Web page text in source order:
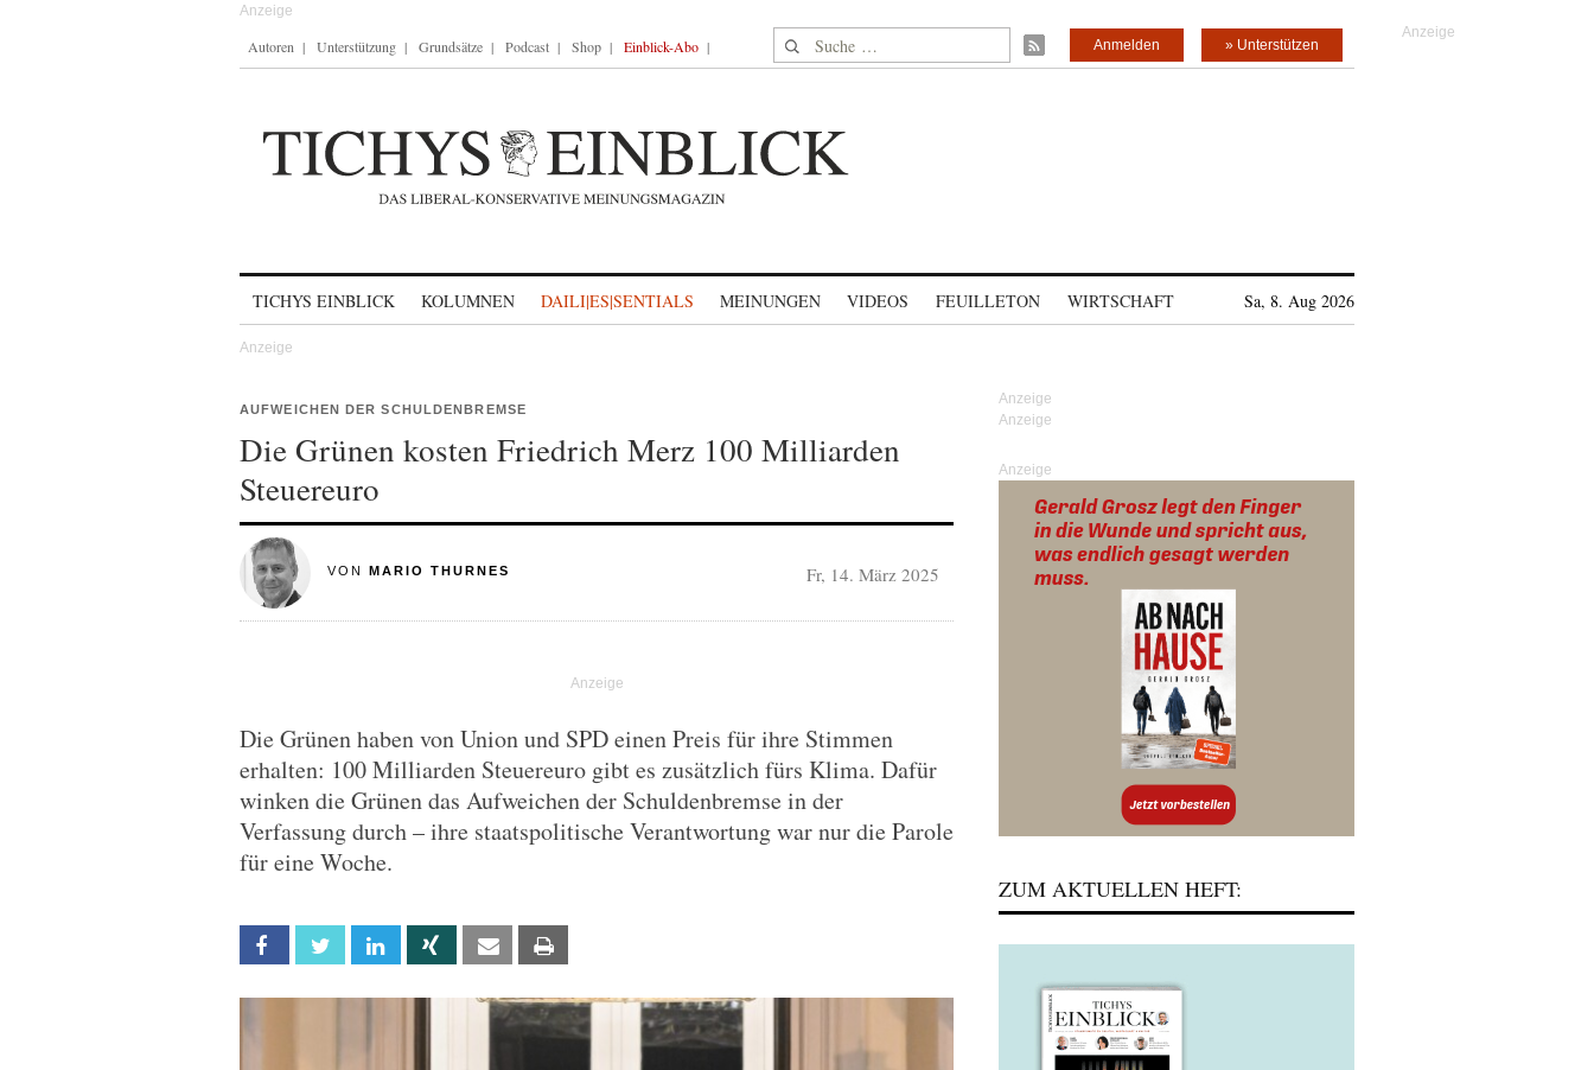
Autoren Unterstützung Grundsätze Podcast Shop Einblick-Abo Suche nach: » Unterstützen
Anmelden
TICHYS EINBLICK KOLUMNEN DAILI|ES|SENTIALS MEINUNGEN VIDEOS FEUILLETON WIRTSCHAFT Sa, 8. Aug 2026
AUFWEICHEN DER SCHULDENBREMSE
Die Grünen kosten Friedrich Merz 100 Milliarden
Steuereuro
VON MARIO THURNES Fr, 14. März 2025
Die Grünen haben von Union und SPD einen Preis für ihre Stimmen
erhalten: 100 Milliarden Steuereuro gibt es zusätzlich fürs Klima. Dafür
winken die Grünen das Aufweichen der Schuldenbremse in der
Verfassung durch – ihre staatspolitische Verantwortung war nur die Parole
für eine Woche.
Facebook Twitter Linkedin Xing Email
Anzeige
ZUM AKTUELLEN HEFT: